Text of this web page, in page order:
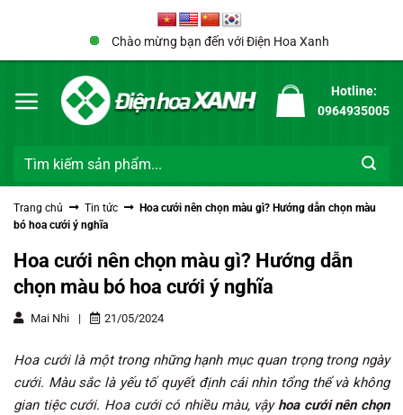
Chào mừng bạn đến với Điện Hoa Xanh
Hotline:
0964935005
Tìm
Trang chủ Tin tức
Hoa cưới nên chọn màu gì? Hướng dẫn chọn màu
bó hoa cưới ý nghĩa
Hoa cưới nên chọn màu gì? Hướng dẫn
chọn màu bó hoa cưới ý nghĩa
Mai Nhi | 21/05/2024
Hoa cưới là một trong những hạnh mục quan trọng trong ngày
cưới. Màu sắc là yếu tố quyết định cái nhìn tổng thể và không
gian tiệc cưới. Hoa cưới có nhiều màu, vậyhoa cưới nên chọn